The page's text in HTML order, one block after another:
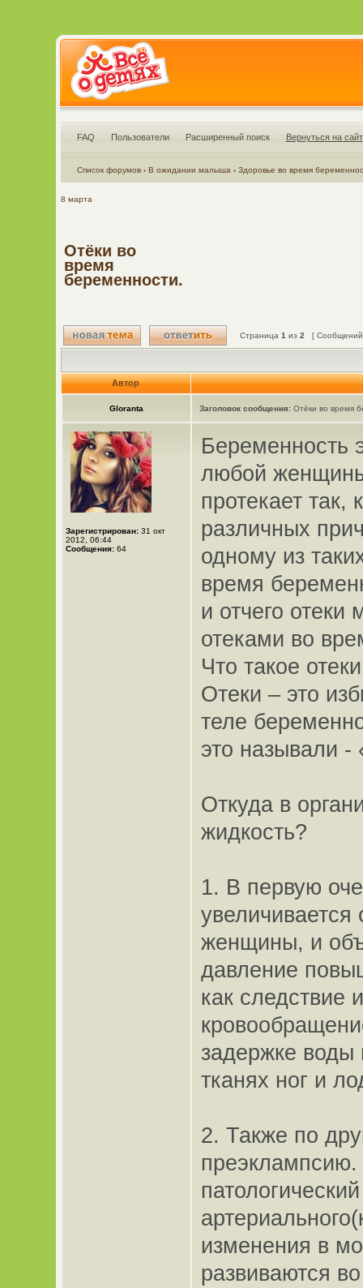
FAQ Пользователи Расширенный поиск Вернуться на сайт
Список форумов ‹ В ожидании малыша ‹ Здоровье во время
8 марта
Отёки во
время
беременности.
Страница 1 из 2 [
Автор
Gloranta Заголовок сообщения:Отёки во время
Зарегистрирован:31 окт
2012, 06:44
Сообщения:64
Беременность
любой
протекает
различных
одному из
время
и отчего отеки
отеками во
Что такое
Отеки – это
теле
это называли -
Откуда в
жидкость?
1. В первую
женщины, и
давление
как следствие
задержке
тканях ног и
2. Также по
изменения в
развиваются